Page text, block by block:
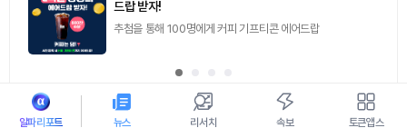
알파리포트 뉴스 리서치 속보 토큰앱스
2026.08.07 (금) ~ 2026.08.08 (토)